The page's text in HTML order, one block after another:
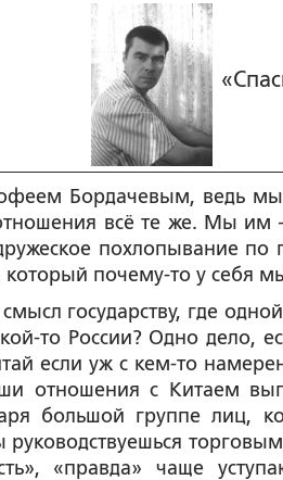
Бордачевым, ведь
всё те же. Мы
похлопывание по
почему-то у себя
государству, где
то России? Одно
если уж с кем-то
отношения с Китаем
большой группе лиц,
руководствуешься
«правда» чаще